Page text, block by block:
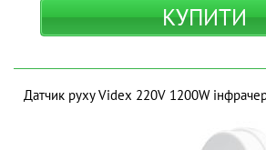
КУПИТИ
Датчик руху Videx 220V 1200W